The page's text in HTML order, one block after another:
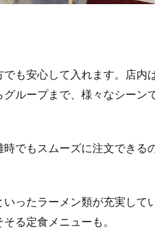
も安心して入れます。店内
ループまで、様々なシーン
でもスムーズに注文できる
ったラーメン類が充実して
る定食メニューも。